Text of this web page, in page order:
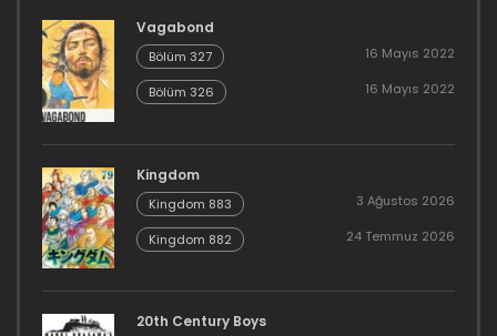
Vagabond
Bölüm 327 16 Mayıs 2022
Bölüm 326 16 Mayıs 2022
Kingdom
Kingdom 883 3 Ağustos 2026
Kingdom 882 24 Temmuz 2026
20th Century Boys